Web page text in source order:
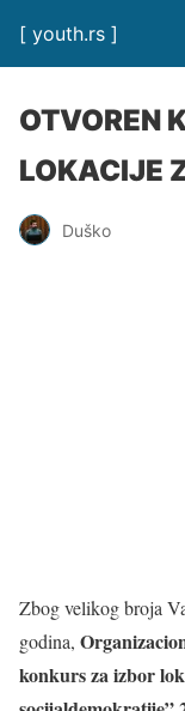
[ youth.rs ]
OTVOREN
LOKACIJE
Duško
Zbog velikog broja
godina,
konkurs za izbor